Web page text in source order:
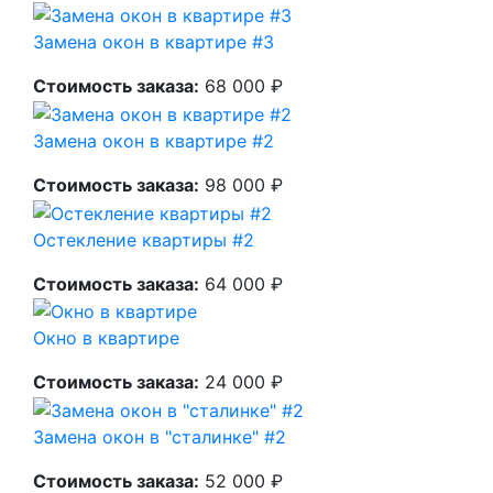
Замена окон в квартире #3
Стоимость заказа: 68 000 ₽
Замена окон в квартире #2
Стоимость заказа: 98 000 ₽
Остекление квартиры #2
Стоимость заказа: 64 000 ₽
Окно в квартире
Стоимость заказа: 24 000 ₽
Замена окон в "сталинке" #2
Стоимость заказа: 52 000 ₽